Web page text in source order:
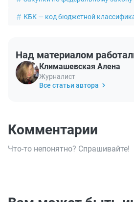
КБК — код бюджетной
Над материалом
Климашевская Алена
Журналист
Все статьи автора
Комментарии
Что-то непонятно? Спрашивайте!